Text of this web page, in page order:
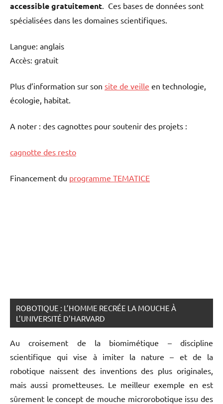
accessible gratuitement . Ces bases de données sont
spécialisées dans les domaines scientifiques.
Langue: anglais
Accès: gratuit
Plus d’information sur son site de veille en technologie,
écologie, habitat.
A noter : des cagnottes pour soutenir des projets :
cagnotte des resto
Financement du programme TEMATICE
ROBOTIQUE : L’HOMME RECRÉE LA MOUCHE À
L’UNIVERSITÉ D’HARVARD
Au croisement de la biomimétique – discipline
scientifique qui vise à imiter la nature – et de la
robotique naissent des inventions des plus originales,
mais aussi prometteuses. Le meilleur exemple en est
sûrement le concept de mouche microrobotique issu des